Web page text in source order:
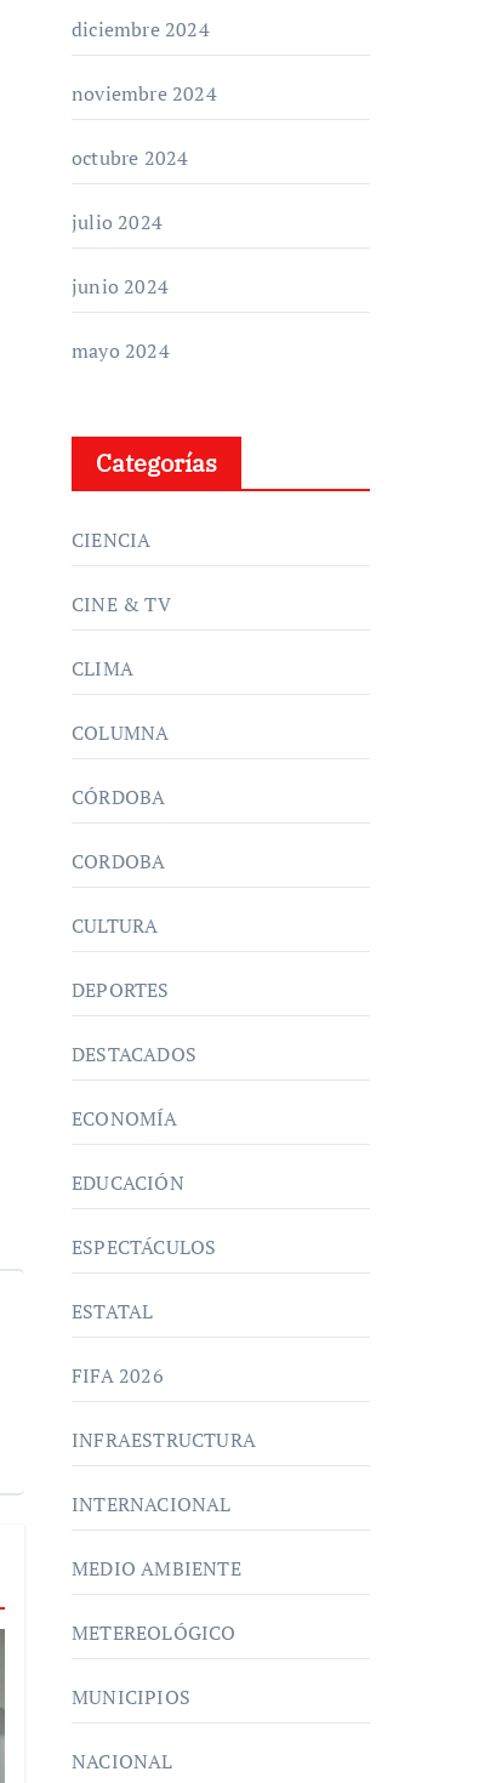
diciembre 2024
noviembre 2024
octubre 2024
julio 2024
junio 2024
mayo 2024
Categorías
CIENCIA
CINE & TV
CLIMA
COLUMNA
CÓRDOBA
CORDOBA
CULTURA
DEPORTES
DESTACADOS
ECONOMÍA
EDUCACIÓN
ESPECTÁCULOS
ESTATAL
FIFA 2026
INFRAESTRUCTURA
INTERNACIONAL
MEDIO AMBIENTE
METEREOLÓGICO
MUNICIPIOS
NACIONAL